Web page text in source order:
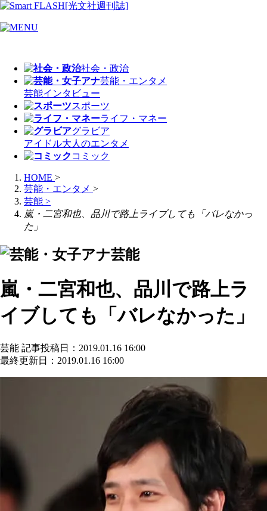
社会・政治
芸能・エンタメ
芸能インタビュー
スポーツ
ライフ・マネー
グラビア
アイドル大人のエンタメ
コミック
HOME >
芸能・エンタメ >
芸能 >
嵐・二宮和也、品川で路上ライブしても「バレなかっ
た」
芸能
嵐・二宮和也、品川で路上ラ
イブしても「バレなかった」
芸能 記事投稿日：2019.01.16 16:00
最終更新日：2019.01.16 16:00